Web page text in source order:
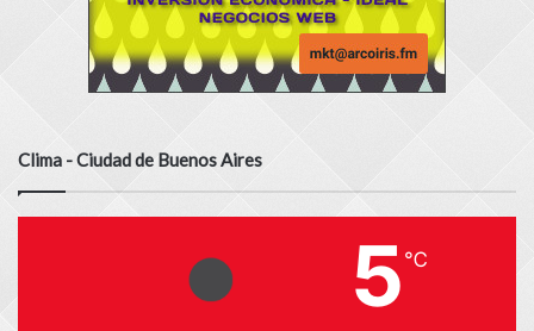
Clima - Ciudad de Buenos Aires
5 ℃